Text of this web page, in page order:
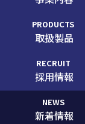
PRODUCTS
取扱製品
RECRUIT
採用情報
NEWS
新着情報